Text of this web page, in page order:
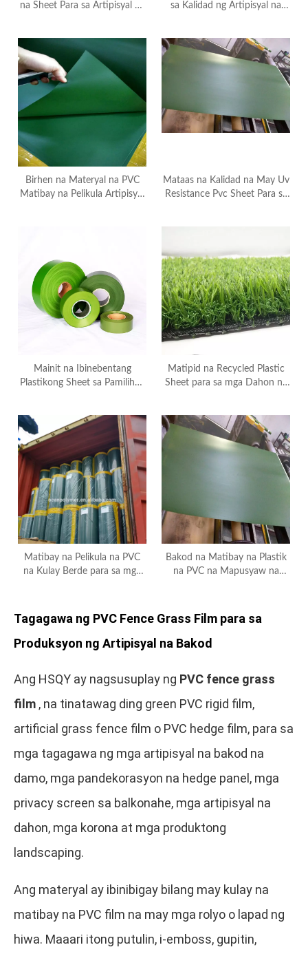
na Sheet Para sa Artipisyal na
sa Kalidad ng Artipisyal na
Birhen na Materyal na PVC
Matibay na Pelikula Artipisyal
Mataas na Kalidad na May Uv
Resistance Pvc Sheet Para sa
Mainit na Ibinebentang
Plastikong Sheet sa Pamilihan
Lawn Carpets
Matipid na Recycled Plastic
Sheet para sa mga Dahon ng
Matibay na Pelikula na PVC
na Kulay Berde para sa mga
Bakod na Matibay na Plastik
na PVC na Mapusyaw na
Tagagawa ng PVC Fence Grass Film para sa
Produksyon ng Artipisyal na Bakod
Ang HSQY ay nagsusuplay ng PVC fence grass
film , na tinatawag ding green PVC rigid film,
artificial grass fence film o PVC hedge film, para sa
mga tagagawa ng mga artipisyal na bakod na
damo, mga pandekorasyon na hedge panel, mga
privacy screen sa balkonahe, mga artipisyal na
dahon, mga korona at mga produktong
landscaping.
Ang materyal ay ibinibigay bilang may kulay na
matibay na PVC film na may mga rolyo o lapad ng
hiwa. Maaari itong putulin, i-emboss, gupitin,